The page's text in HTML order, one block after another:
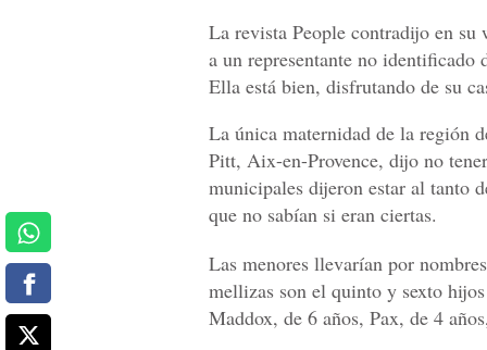
La revista People contradijo en
a un representante no
Ella está bien, disfrutando de su
La única maternidad de la región
Pitt, Aix-en-Provence, dijo no
municipales dijeron estar al tanto
que no sabían si eran ciertas.
Las menores llevarían por
mellizas son el quinto y sexto
Maddox, de 6 años, Pax, de 4